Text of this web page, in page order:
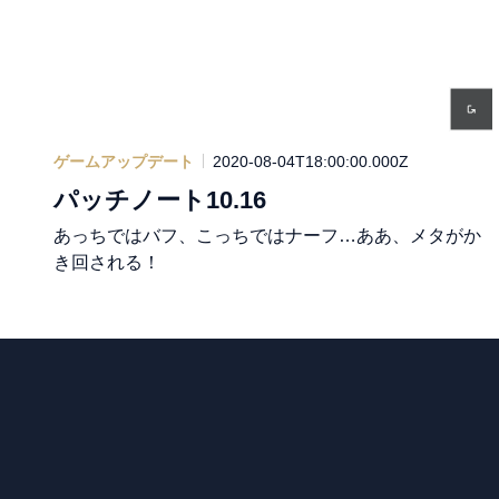
ゲームアップデート 2020-08-04T18:00:00.000Z
パッチノート10.16
あっちではバフ、こっちではナーフ…ああ、メタがか
き回される！